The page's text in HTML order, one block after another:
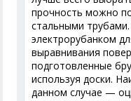
прочность можно
стальными
электрорубанком
выравнивания
подготовленные
используя доски.
данном случае —